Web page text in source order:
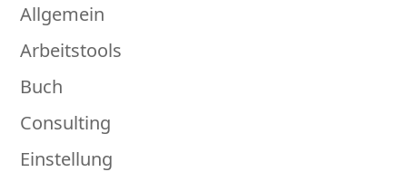
Allgemein
Arbeitstools
Buch
Consulting
Einstellung